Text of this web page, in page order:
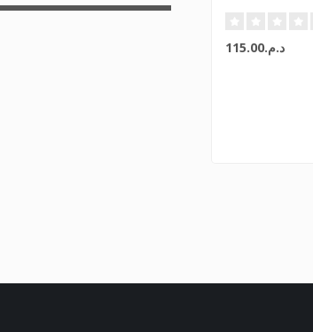
د.م.115.00